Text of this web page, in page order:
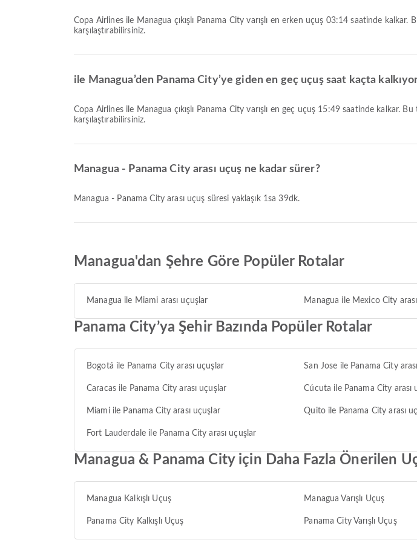
Copa Airlines ile Managua çıkışlı Panama City varışlı en erken uçuş 03:14 saatinde kalkar. Bu tarifeyi görüntüleyebilir ve Airpaz üzerinden diğer mevcut uçuş seçeneklerini
karşılaştırabilirsiniz.
ile Managua’den Panama City’ye giden en geç uçuş saat kaçta
Copa Airlines ile Managua çıkışlı Panama City varışlı en geç uçuş 15:49 saatinde kalkar. Bu tarifeyi görüntüleyebilir ve Airpaz üzerinden diğer mevcut uçuş seçeneklerini
karşılaştırabilirsiniz.
Managua - Panama City arası uçuş ne kadar sürer?
Managua - Panama City arası uçuş süresi yaklaşık 1sa 39dk.
Managua'dan Şehre Göre Popüler Rotalar
Managua ile Miami arası uçuşlar Managua ile Mexico City
Panama City’ya Şehir Bazında Popüler Rotalar
Bogotá ile Panama City arası uçuşlar San Jose ile Panama City
Caracas ile Panama City arası uçuşlar Cúcuta ile Panama City arası
Miami ile Panama City arası uçuşlar Quito ile Panama City arası
Fort Lauderdale ile Panama City arası uçuşlar
Managua & Panama City için Daha Fazla Önerilen
Managua Kalkışlı Uçuş
Panama City Kalkışlı Uçuş
Managua Varışlı Uçuş
Panama City Varışlı Uçuş